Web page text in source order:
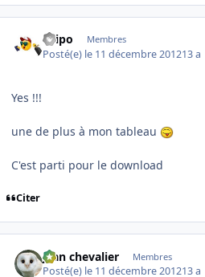
Filipo Membres
Posté(e) le 11 décembre 201213 a
Yes !!!
une de plus à mon tableau
C'est parti pour le download
Citer
jean chevalier Membres
Posté(e) le 11 décembre 201213 a